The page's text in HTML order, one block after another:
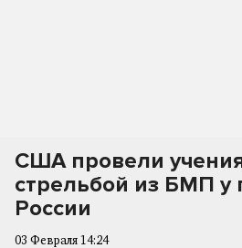
США провели
стрельбой из БМП у
России
03 Февраля 14:24